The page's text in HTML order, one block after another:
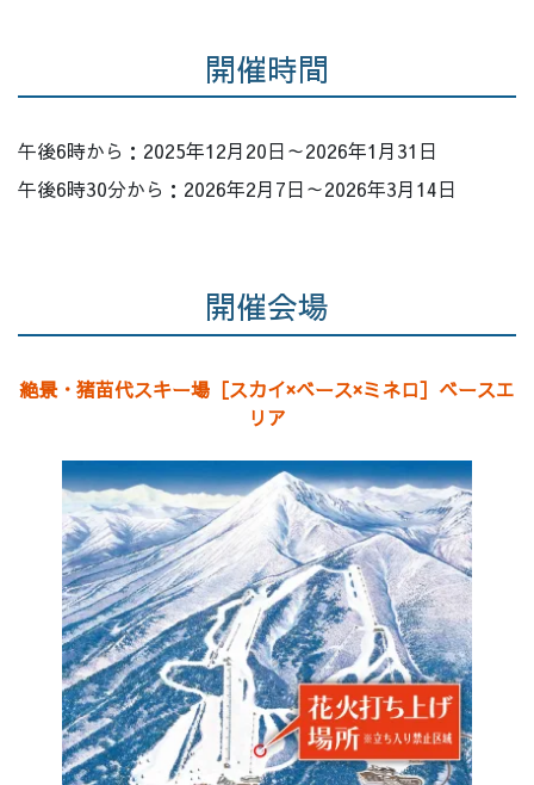
開催時間
午後6時から：2025年12月20日～2026年1月31日
午後6時30分から：2026年2月7日～2026年3月14日
開催会場
絶景・猪苗代スキー場［スカイ×ベース×ミネロ］ベースエ
リア